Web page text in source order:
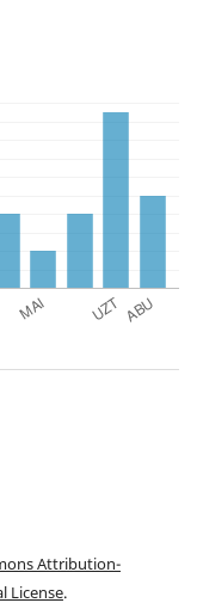
Attribution-
License.